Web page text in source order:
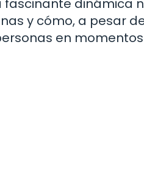
dinámica
y cómo, a pesar
en momentos